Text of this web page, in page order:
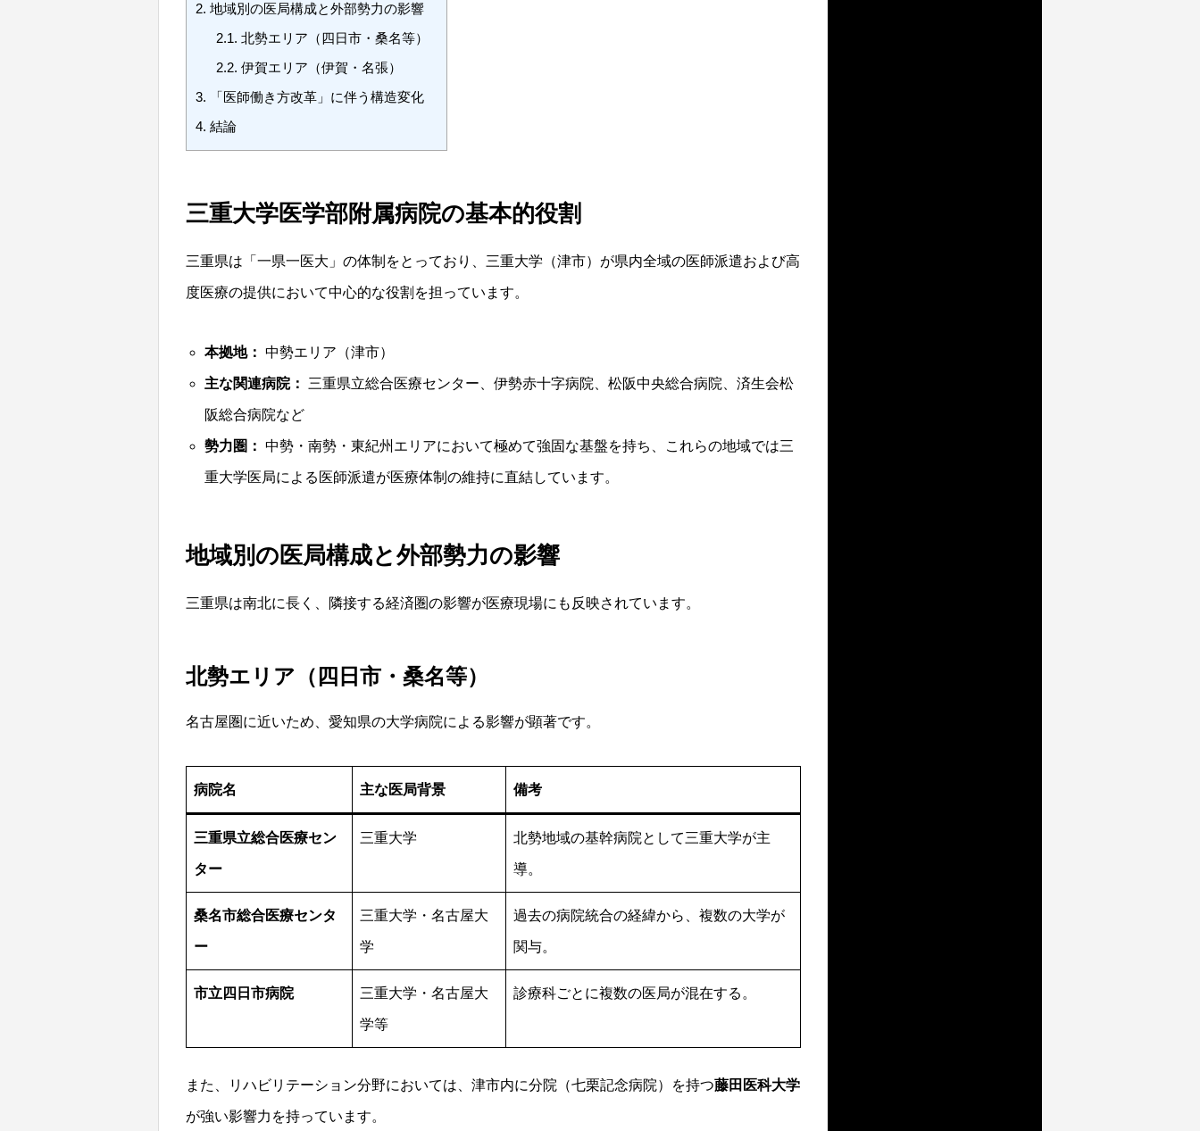
2. 地域別の医局構成と外部勢力の影響
2.1. 北勢エリア（四日市・桑名等）
2.2. 伊賀エリア（伊賀・名張）
3. 「医師働き方改革」に伴う構造変化
4. 結論
三重大学医学部附属病院の基本的役割
三重県は「一県一医大」の体制をとっており、三重大学（津市）が県内全域の医師派遣および高
度医療の提供において中心的な役割を担っています。
本拠地： 中勢エリア（津市）
主な関連病院： 三重県立総合医療センター 伊勢赤十字病院 松阪中央総合病院 済生会松
阪総合病院など
勢力圏： 中勢・南勢・東紀州エリアにおいて極めて強固な基盤を持ち、これらの地域では三
重大学医局による医師派遣が医療体制の維持に直結しています。
地域別の医局構成と外部勢力の影響
三重県は南北に長く、隣接する経済圏の影響が医療現場にも反映されています。
北勢エリア（四日市・桑名等）
名古屋圏に近いため、愛知県の大学病院による影響が顕著です。
病院名 主な医局背景 備考
三重県立総合医療セン
ター
三重大学 北勢地域の基幹病院として三重大学が主
導。
桑名市総合医療センタ
ー
三重大学・名古屋大
学
過去の病院統合の経緯から、複数の大学が
関与。
市立四日市病院 三重大学・名古屋大
学等
診療科ごとに複数の医局が混在する。
また、リハビリテーション分野においては、津市内に分院（七栗記念病院）を持つ藤田医科大学
が強い影響力を持っています。